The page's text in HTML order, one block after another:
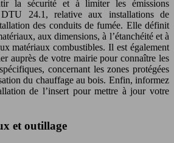
la sécurité et à limiter les émissions
24.1, relative aux installations de
des conduits de fumée. Elle définit
aux dimensions, à l’étanchéité et à
matériaux combustibles. Il est également
auprès de votre mairie pour connaître les
concernant les zones protégées
du chauffage au bois. Enfin, informez
de l’insert pour mettre à jour votre
et outillage